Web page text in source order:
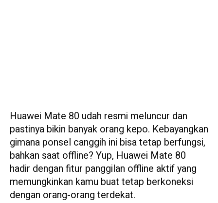
Huawei Mate 80 udah resmi meluncur dan
pastinya bikin banyak orang kepo. Kebayangkan
gimana ponsel canggih ini bisa tetap berfungsi,
bahkan saat offline? Yup, Huawei Mate 80
hadir dengan fitur panggilan offline aktif yang
memungkinkan kamu buat tetap berkoneksi
dengan orang-orang terdekat.